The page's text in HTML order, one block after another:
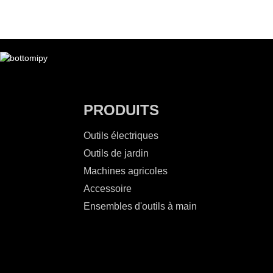
PRODUITS
Outils électriques
Outils de jardin
Machines agricoles
Accessoire
Ensembles d'outils à main